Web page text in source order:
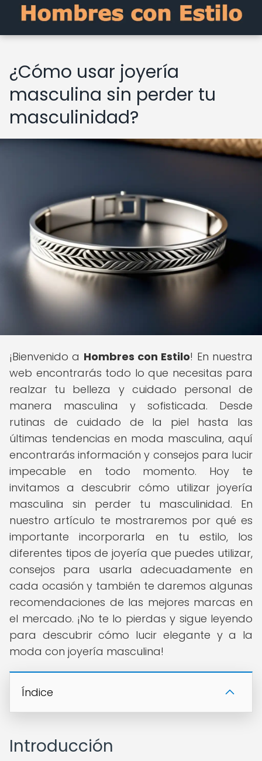
¿Cómo usar joyería
masculina sin perder tu
masculinidad?
¡Bienvenido a Hombres con Estilo! En nuestra
web encontrarás todo lo que necesitas para
realzar tu belleza y cuidado personal de
manera masculina y sofisticada. Desde
rutinas de cuidado de la piel hasta las
últimas tendencias en moda masculina, aquí
encontrarás información y consejos para lucir
impecable en todo momento. Hoy te
invitamos a descubrir cómo utilizar joyería
masculina sin perder tu masculinidad. En
nuestro artículo te mostraremos por qué es
importante incorporarla en tu estilo, los
diferentes tipos de joyería que puedes utilizar,
consejos para usarla adecuadamente en
cada ocasión y también te daremos algunas
recomendaciones de las mejores marcas en
el mercado. ¡No te lo pierdas y sigue leyendo
para descubrir cómo lucir elegante y a la
moda con joyería masculina!
Índice
Introducción